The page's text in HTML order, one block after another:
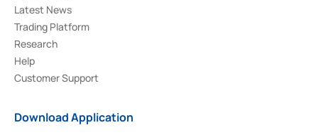
Latest News
Trading Platform
Research
Help
Customer Support
Download Application